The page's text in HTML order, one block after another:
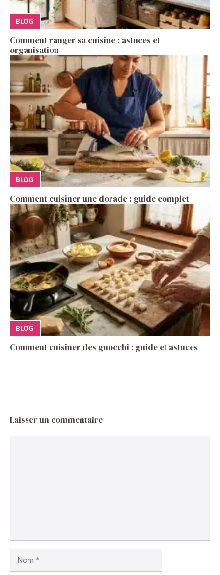
BLOG
Comment ranger sa cuisine : astuces et
organisation
BLOG
Comment cuisiner une dorade : guide complet
BLOG
Comment cuisiner des gnocchi : guide et astuces
Laisser un commentaire